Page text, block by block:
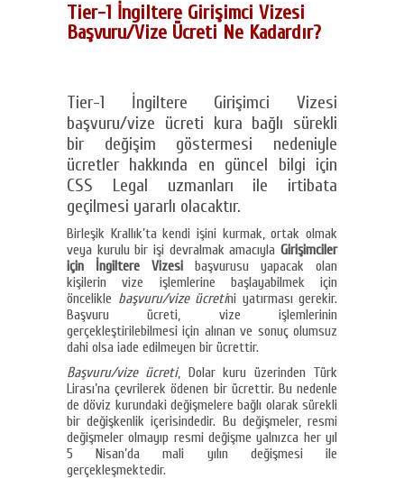
Tier-1 İngiltere Girişimci Vizesi
Başvuru/Vize Ücreti Ne Kadardır?
Tier-1 İngiltere Girişimci Vizesi
başvuru/vize ücreti kura bağlı sürekli
bir değişim göstermesi nedeniyle
ücretler hakkında en güncel bilgi için
CSS Legal uzmanları ile irtibata
geçilmesi yararlı olacaktır.
Birleşik Krallık’ta kendi işini kurmak, ortak olmak
veya kurulu bir işi devralmak amacıyla Girişimciler
için İngiltere Vizesi başvurusu yapacak olan
kişilerin vize işlemlerine başlayabilmek için
öncelikle başvuru/vize ücretini yatırması gerekir.
Başvuru ücreti, vize işlemlerinin
gerçekleştirilebilmesi için alınan ve sonuç olumsuz
dahi olsa iade edilmeyen bir ücrettir.
Başvuru/vize ücreti, Dolar kuru üzerinden Türk
Lirası’na çevrilerek ödenen bir ücrettir. Bu nedenle
de döviz kurundaki değişmelere bağlı olarak sürekli
bir değişkenlik içerisindedir. Bu değişmeler, resmi
değişmeler olmayıp resmi değişme yalnızca her yıl
5 Nisan’da mali yılın değişmesi ile
gerçekleşmektedir.